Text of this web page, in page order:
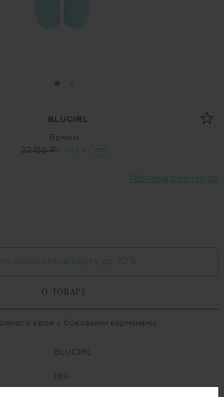
BLUGIRL
Брюки
22 150 ₽6 645 ₽ -70%
Таблица размеров
по дисконтной карте до 20%
О ТОВАРЕ
кроя с боковыми карманами.
BLUGIRL
189